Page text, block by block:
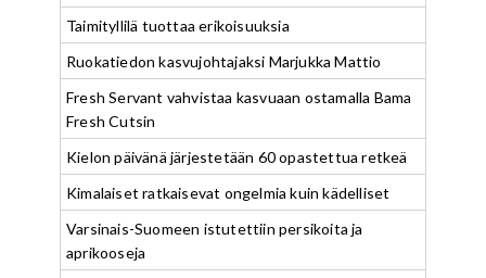
Taimityllilä tuottaa erikoisuuksia
Ruokatiedon kasvujohtajaksi Marjukka Mattio
Fresh Servant vahvistaa kasvuaan ostamalla Bama
Fresh Cutsin
Kielon päivänä järjestetään 60 opastettua retkeä
Kimalaiset ratkaisevat ongelmia kuin kädelliset
Varsinais-Suomeen istutettiin persikoita ja
aprikooseja